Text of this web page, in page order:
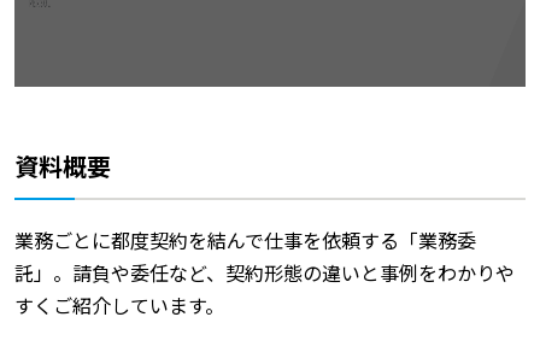
資料概要
業務ごとに都度契約を結んで仕事を依頼する「業務委
託」。請負や委任など、契約形態の違いと事例をわかりや
すくご紹介しています。